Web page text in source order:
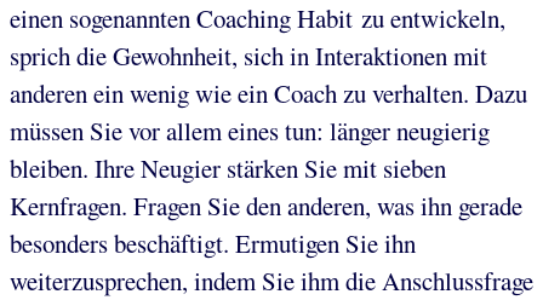
einen sogenannten Coaching Habit zu entwickeln,
sprich die Gewohnheit, sich in Interaktionen mit
anderen ein wenig wie ein Coach zu verhalten. Dazu
müssen Sie vor allem eines tun: länger neugierig
bleiben. Ihre Neugier stärken Sie mit sieben
Kernfragen. Fragen Sie den anderen, was ihn gerade
besonders beschäftigt. Ermutigen Sie ihn
weiterzusprechen, indem Sie ihm die Anschlussfrage